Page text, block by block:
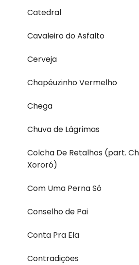
Catedral
Cavaleiro do Asfalto
Cerveja
Chapéuzinho Vermelho
Chega
Chuva de Lágrimas
Colcha De Retalhos (part.
Xororó)
Com Uma Perna Só
Conselho de Pai
Conta Pra Ela
Contradições